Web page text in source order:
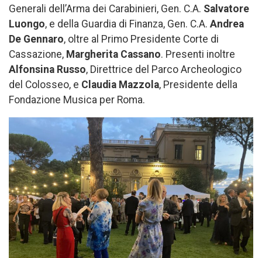
Generali dell’Arma dei Carabinieri, Gen. C.A. Salvatore
Luongo, e della Guardia di Finanza, Gen. C.A. Andrea
De Gennaro, oltre al Primo Presidente Corte di
Cassazione, Margherita Cassano. Presenti inoltre
Alfonsina Russo, Direttrice del Parco Archeologico
del Colosseo, e Claudia Mazzola, Presidente della
Fondazione Musica per Roma.